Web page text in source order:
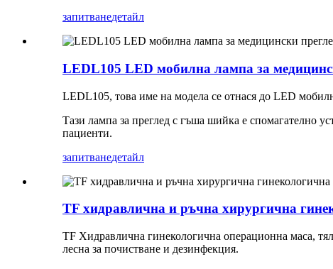
запитванедетайл
LEDL105 LED мобилна лампа за
LEDL105, това име на модела се отнася до LED
Тази лампа за преглед с гъша шийка е спомагателно
пациенти.
запитванедетайл
TF хидравлична и ръчна хирургична
TF Хидравлична гинекологична операционна маса,
лесна за почистване и дезинфекция.